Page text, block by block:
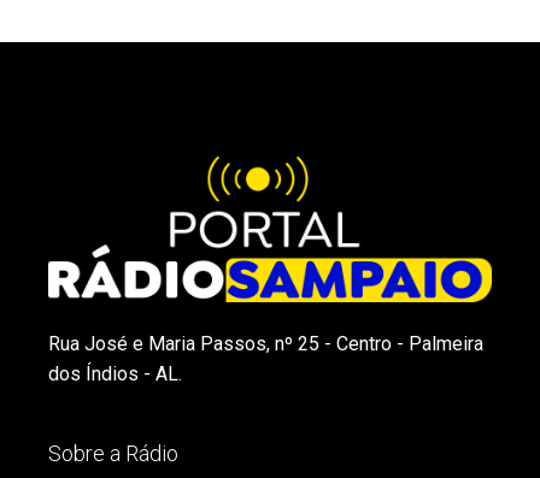
Rua José e Maria Passos, nº 25 - Centro - Palmeira
dos Índios - AL.
Sobre a Rádio